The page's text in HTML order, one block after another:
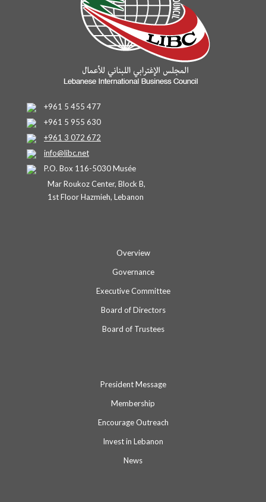
+961 5 455 477
+961 5 955 630
+961 3 072 672
info@libc.net
P.O. Box 116-5030 Musée
Mar Roukoz Center, Block B,
1st Floor Hazmieh, Lebanon
Overview
Governance
Executive Committee
Board of Directors
Board of Trustees
President Message
Membership
Encourage Outreach
Invest in Lebanon
News